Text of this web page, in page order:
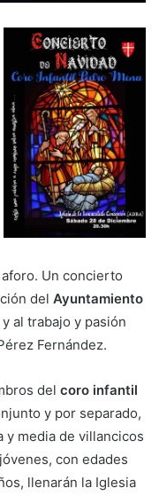
Un concierto
del Ayuntamiento
y al trabajo y pasión
Fernández.
del coro infantil
y por separado,
media de villancicos
con edades
llenarán la Iglesia